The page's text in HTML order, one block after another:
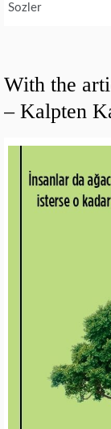
Sozler
With the
– Kalpten